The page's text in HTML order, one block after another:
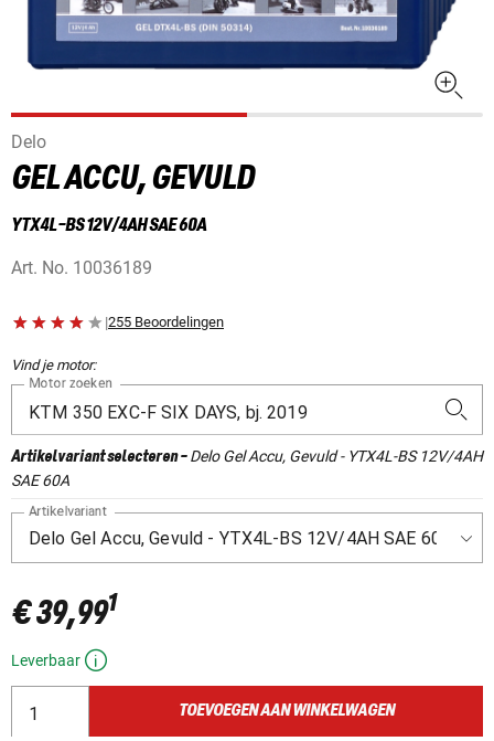
Delo
GEL ACCU, GEVULD
YTX4L-BS 12V/4AH SAE 60A
Art. No. 10036189
|255 Beoordelingen
Vind je motor:
Motor zoeken
Artikelvariant selecteren-Delo Gel Accu, Gevuld - YTX4L-BS 12V/4AH
SAE 60A
Artikelvariant
€ 39,991
Leverbaar
TOEVOEGEN AAN WINKELWAGEN